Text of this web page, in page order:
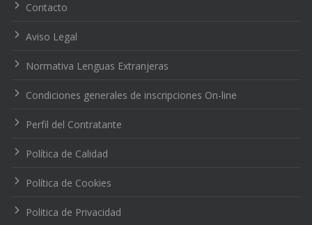
Contacto
Aviso Legal
Normativa Lenguas Extranjeras
Condiciones generales de inscripciones On-line
Perfil del Contratante
Política de Calidad
Política de Cookies
Politica de Privacidad